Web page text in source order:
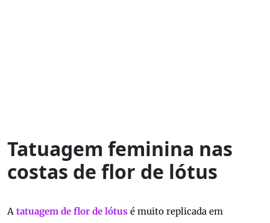
Tatuagem feminina nas
costas de flor de lótus
A tatuagem de flor de lótus é muito replicada em